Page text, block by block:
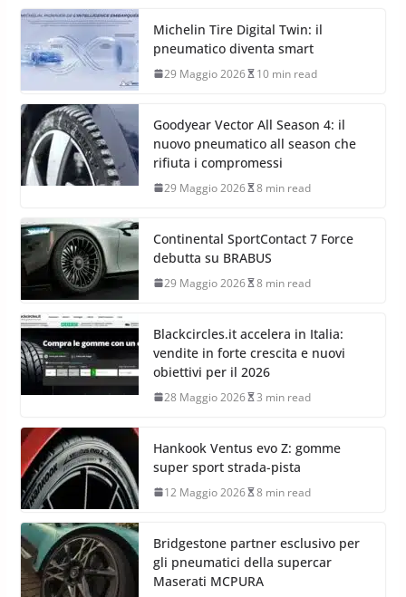
Michelin Tire Digital Twin: il
pneumatico diventa smart
29 Maggio 2026 10 min read
Goodyear Vector All Season 4: il
nuovo pneumatico all season che
rifiuta i compromessi
29 Maggio 2026 8 min read
Continental SportContact 7 Force
debutta su BRABUS
29 Maggio 2026 8 min read
Blackcircles.it accelera in Italia:
vendite in forte crescita e nuovi
obiettivi per il 2026
28 Maggio 2026 3 min read
Hankook Ventus evo Z: gomme
super sport strada-pista
12 Maggio 2026 8 min read
Bridgestone partner esclusivo per
gli pneumatici della supercar
Maserati MCPURA